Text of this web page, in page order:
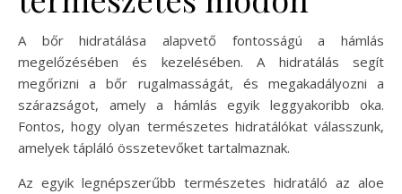
A bőr hidratálása alapvető fontosságú a hámlás
megelőzésében és kezelésében. A hidratálás segít
megőrizni a bőr rugalmasságát, és megakadályozni a
szárazságot, amely a hámlás egyik leggyakoribb oka.
Fontos, hogy olyan természetes hidratálókat válasszunk,
amelyek tápláló összetevőket tartalmaznak.
Az egyik legnépszerűbb természetes hidratáló az aloe